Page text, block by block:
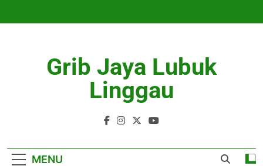
Grib Jaya Lubuk
Linggau
MENU